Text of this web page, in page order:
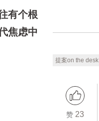
有个根
焦虑中
提案on the desk
赞 23